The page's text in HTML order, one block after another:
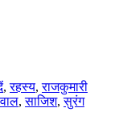
,रहस्य,राजकुमारी
,साजिश,सुरंग